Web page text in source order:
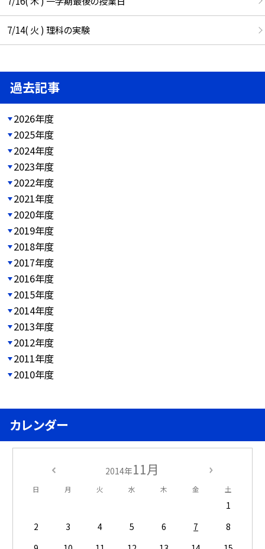
7/14( 火 ) 理科の実験
過去記事
2026年度
2025年度
2024年度
2023年度
2022年度
2021年度
2020年度
2019年度
2018年度
2017年度
2016年度
2015年度
2014年度
2013年度
2012年度
2011年度
2010年度
カレンダー
2014年11月
日 月 火 水 木 金 土
1
2
3 4 5 6 7
8